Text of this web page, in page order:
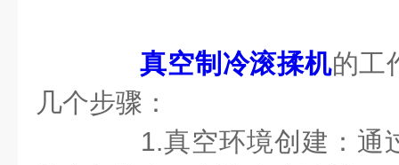
真空制冷滚揉机的工
几个步骤：
1.真空环境创建：通